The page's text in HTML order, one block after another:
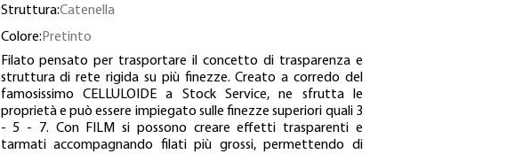
Struttura:Catenella
Colore: Pretinto
Filato pensato per trasportare il concetto di trasparenza e
struttura di rete rigida su più finezze. Creato a corredo del
famosissimo CELLULOIDE a Stock Service, ne sfrutta le
proprietà e può essere impiegato sulle finezze superiori quali 3
- 5 - 7. Con FILM si possono creare effetti trasparenti e
tarmati accompagnando filati più grossi, permettendo di